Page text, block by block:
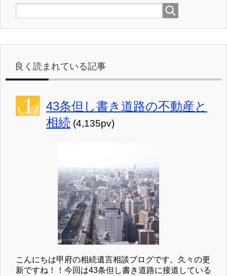
良く読まれている記事
43条但し書き道路の不動産と
相続 (4,135pv)
こんにちは甲府の相続遺言相談ブログです。久々の更
新ですね！！今回は43条但し書き道路に接道している